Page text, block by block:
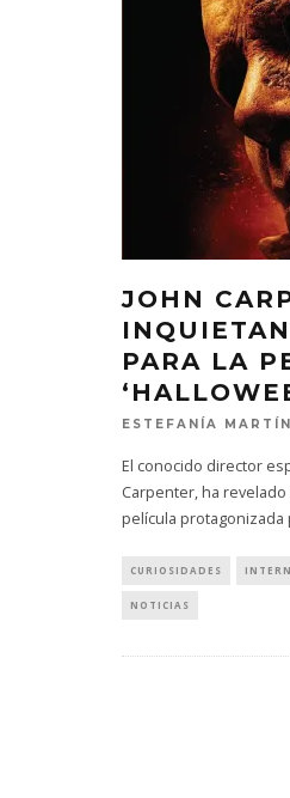
JOHN
PARA LA
ESTEFANÍA
El conocido director
Carpenter, ha
película
CURIOSIDADES
NOTICIAS